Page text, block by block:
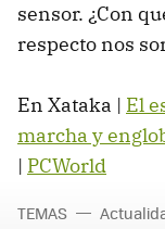
sensor. ¿Con
respecto nos
En Xataka | El
marcha y
| PCWorld
TEMAS